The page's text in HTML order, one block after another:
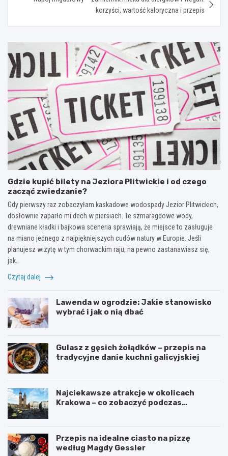
korzyści, wartość kaloryczna i przepis
Gdzie kupić bilety na Jeziora Plitwickie i od czego
zacząć zwiedzanie?
Gdy pierwszy raz zobaczyłam kaskadowe wodospady Jezior Plitwickich,
dosłownie zaparło mi dech w piersiach. Te szmaragdowe wody,
drewniane kładki i bajkowa sceneria sprawiają, że miejsce to zasługuje
na miano jednego z najpiękniejszych cudów natury w Europie. Jeśli
planujesz wizytę w tym chorwackim raju, na pewno zastanawiasz się,
jak…
Czytaj dalej
Lawenda w ogrodzie: Jakie stanowisko
wybrać i jak o nią dbać
Gulasz z gęsich żołądków – przepis na
tradycyjne danie kuchni galicyjskiej
Najciekawsze atrakcje w okolicach
Krakowa – co zobaczyć podczas
Przepis na idealne ciasto na pizzę
według Magdy Gessler